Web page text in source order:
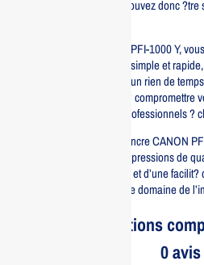
coloration et ? l’eau. Vous pouvez donc
En choisissant la cartouche PFI-1000 Y,
fiabilit?. Son installation est simple et
vos projets d’impression en un rien de
d’encre de mauvaise qualit?
1000 Y pour des r?sultats professionnels ?
En r?sum?, la cartouche d’encre CANON
ceux qui recherchent des impressions de
performance exceptionnelle et d’une
qui a fait ses preuves dans le domaine de
Informations
0 avis